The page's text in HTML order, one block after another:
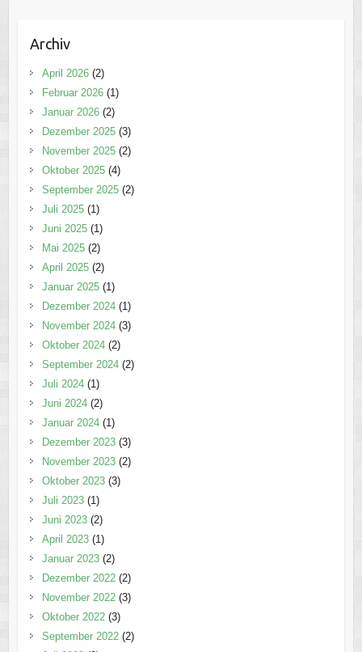
Archiv
April 2026(2)
Februar 2026(1)
Januar 2026(2)
Dezember 2025(3)
November 2025(2)
Oktober 2025(4)
September 2025(2)
Juli 2025(1)
Juni 2025(1)
Mai 2025(2)
April 2025(2)
Januar 2025(1)
Dezember 2024(1)
November 2024(3)
Oktober 2024(2)
September 2024(2)
Juli 2024(1)
Juni 2024(2)
Januar 2024(1)
Dezember 2023(3)
November 2023(2)
Oktober 2023(3)
Juli 2023(1)
Juni 2023(2)
April 2023(1)
Januar 2023(2)
Dezember 2022(2)
November 2022(3)
Oktober 2022(3)
September 2022(2)